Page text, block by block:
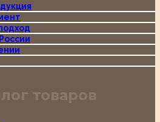
товаров